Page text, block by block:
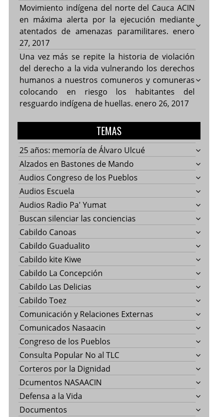
Movimiento indígena del norte del Cauca ACIN
en máxima alerta por la ejecución mediante
atentados de amenazas paramilitares. enero
27, 2017
Una vez más se repite la historia de violación
del derecho a la vida vulnerando los derechos
humanos a nuestros comuneros y comuneras
colocando en riesgo los habitantes del
resguardo indígena de huellas. enero 26, 2017
TEMAS
25 años: memoría de Álvaro Ulcué
Alzados en Bastones de Mando
Audios Congreso de los Pueblos
Audios Escuela
Audios Radio Pa' Yumat
Buscan silenciar las conciencias
Cabildo Canoas
Cabildo Guadualito
Cabildo kite Kiwe
Cabildo La Concepción
Cabildo Las Delicias
Cabildo Toez
Comunicación y Relaciones Externas
Comunicados Nasaacin
Congreso de los Pueblos
Consulta Popular No al TLC
Corteros por la Dignidad
Dcumentos NASAACIN
Defensa a la Vida
Documentos